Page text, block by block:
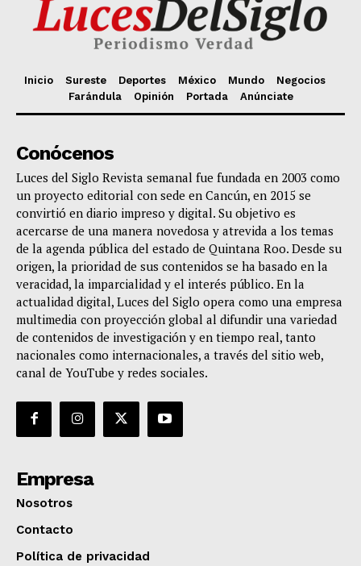
Inicio Sureste Deportes México Mundo
Negocios
Farándula
Opinión Portada Anúnciate
Conócenos
Luces del Siglo Revista semanal fue fundada en 2003 como
un proyecto editorial con sede en Cancún, en 2015 se
convirtió en diario impreso y digital. Su objetivo es
acercarse de una manera novedosa y atrevida a los temas
de la agenda pública del estado de Quintana Roo. Desde su
origen, la prioridad de sus contenidos se ha basado en la
veracidad, la imparcialidad y el interés público. En la
actualidad digital, Luces del Siglo opera como una empresa
multimedia con proyección global al difundir una variedad
de contenidos de investigación y en tiempo real, tanto
nacionales como internacionales, a través del sitio web,
canal de YouTube y redes sociales.
Empresa
Nosotros
Contacto
Política de privacidad